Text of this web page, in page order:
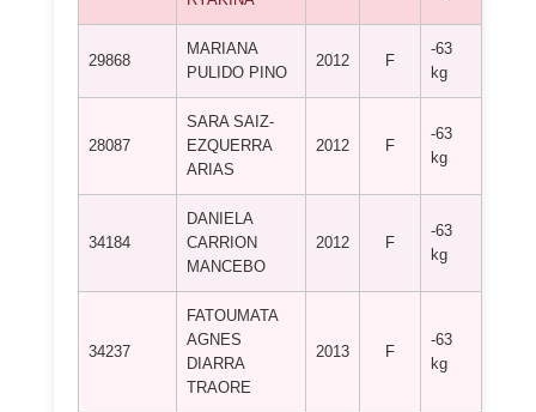
29868
MARIANA
PULIDO PINO
2012 F
-63
kg
28087
SARA SAIZ-
EZQUERRA
ARIAS
2012 F
-63
kg
34184
DANIELA
CARRION
MANCEBO
2012 F
-63
kg
34237
FATOUMATA
AGNES
DIARRA
TRAORE
2013 F
-63
kg